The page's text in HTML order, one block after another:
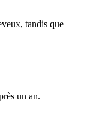
tandis que
un an.